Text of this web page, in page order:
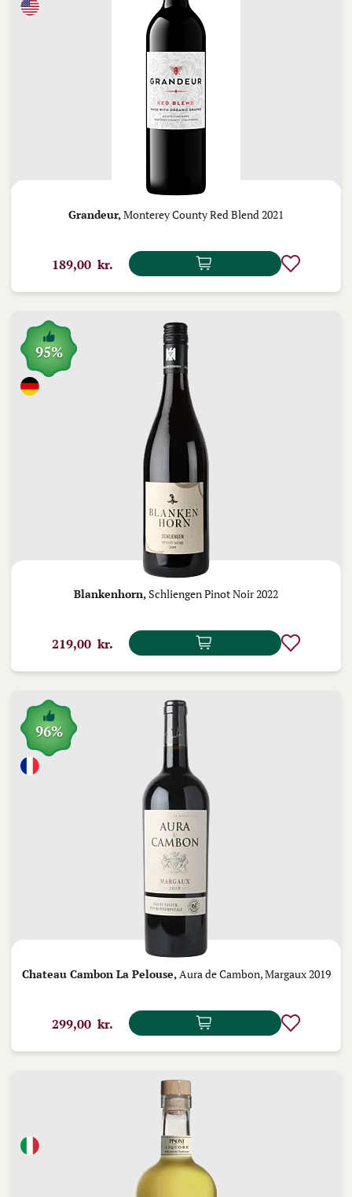
Grandeur, Monterey County Red Blend 2021
189,00 kr.
95%
Blankenhorn,Schliengen Pinot Noir 2022
219,00 kr.
96%
Chateau Cambon La Pelouse, Aura de Cambon, Margaux 2019
299,00 kr.